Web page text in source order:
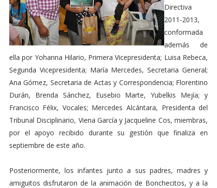
Directiva
2011-2013,
conformada
además de
ella por Yohanna Hilario, Primera Vicepresidenta; Luisa Rebeca,
Segunda Vicepresidenta; María Mercedes, Secretaria General;
Ana Gómez, Secretaria de Actas y Correspondencia; Florentino
Durán, Brenda Sánchez, Eusebio Marte, Yubelkis Mejía; y
Francisco Félix, Vocales; Mercedes Alcántara, Presidenta del
Tribunal Disciplinario, Viena García y Jacqueline Cos, miembras,
por el apoyo recibido durante su gestión que finaliza en
septiembre de este año.
Posteriormente, los infantes junto a sus padres, madres y
amiguitos disfrutaron de la animación de Bonchecitos, y a la